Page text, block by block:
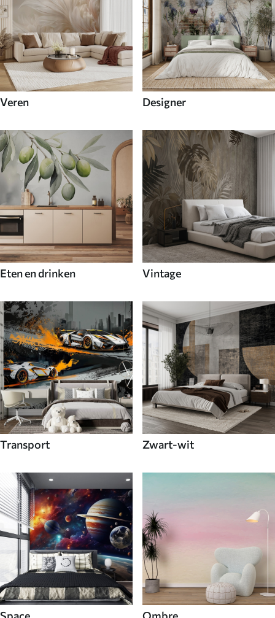
Veren Designer
Eten en drinken Vintage
Transport Zwart-wit